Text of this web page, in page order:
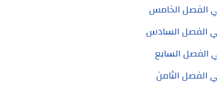
الفصل الخامس
الفصل السادس
الفصل السابع
الفصل الثامن